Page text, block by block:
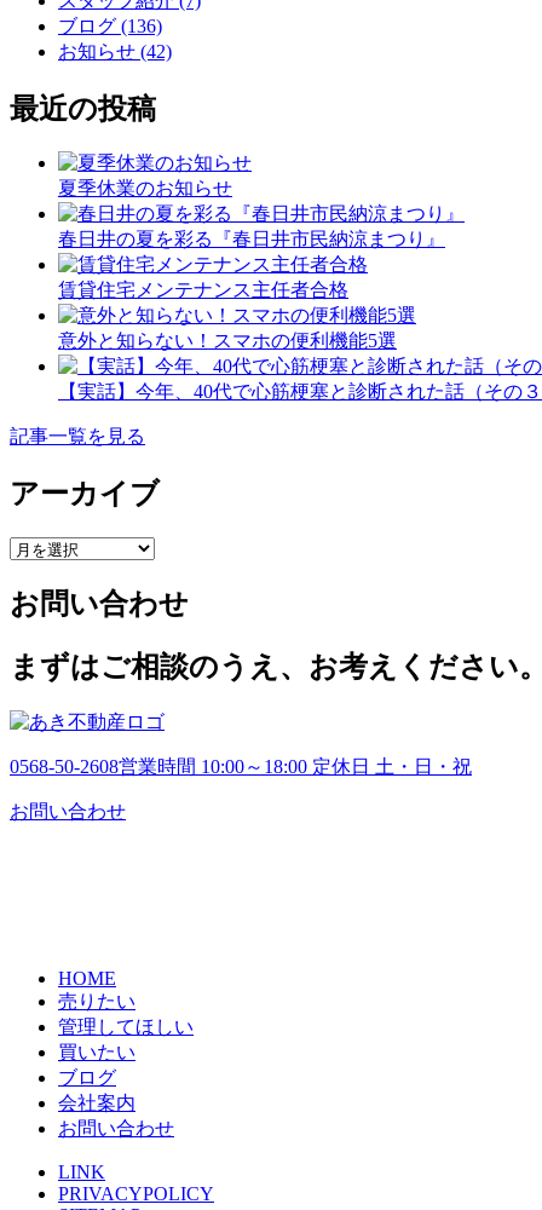
ブログ (136)
お知らせ (42)
最近の投稿
夏季休業のお知らせ
春日井の夏を彩る『春日井市民納涼まつり』
賃貸住宅メンテナンス主任者合格
意外と知らない！スマホの便利機能5選
【実話】今年、40代で心筋梗塞と診断された話（その
記事一覧を見る
アーカイブ
ア
カ
イ
ブ
お問い合わせ
まずはご相談のうえ、お考えください
0568-50-2608営業時間 10:00～18:00 定休日 土・日・祝
お問い合わせ
HOME
売りたい
管理してほしい
買いたい
ブログ
会社案内
お問い合わせ
LINK
PRIVACYPOLICY